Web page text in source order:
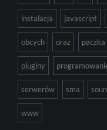
instalacja javascript
obcych oraz paczka
pluginy
serwerów sma
www